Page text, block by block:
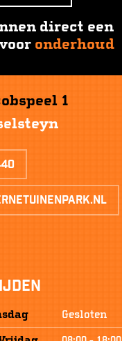
direct een
onderhoud
1
Gesloten